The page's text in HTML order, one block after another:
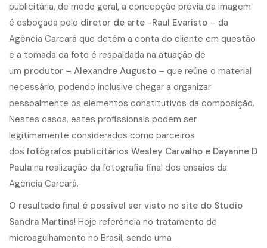
publicitária, de modo geral, a concepção prévia da imagem
é esboçada pelo diretor de arte -Raul Evaristo – da
Agência Carcará que detém a conta do cliente em questão
e a tomada da foto é respaldada na atuação de
um produtor – Alexandre Augusto – que reúne o material
necessário, podendo inclusive chegar a organizar
pessoalmente os elementos constitutivos da composição.
Nestes casos, estes profissionais podem ser
legitimamente considerados como parceiros
dos fotógrafos publicitários Wesley Carvalho e Dayanne D
Paula na realização da fotografia final dos ensaios da
Agência Carcará.
O resultado final é possível ser visto no site do Studio
Sandra Martins! Hoje referência no tratamento de
microagulhamento no Brasil, sendo uma